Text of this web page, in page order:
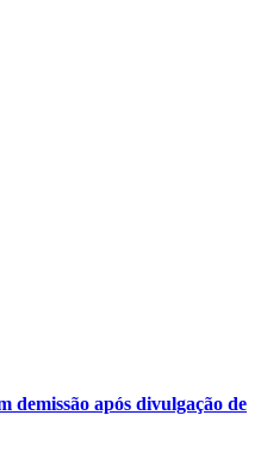
demissão após divulgação de